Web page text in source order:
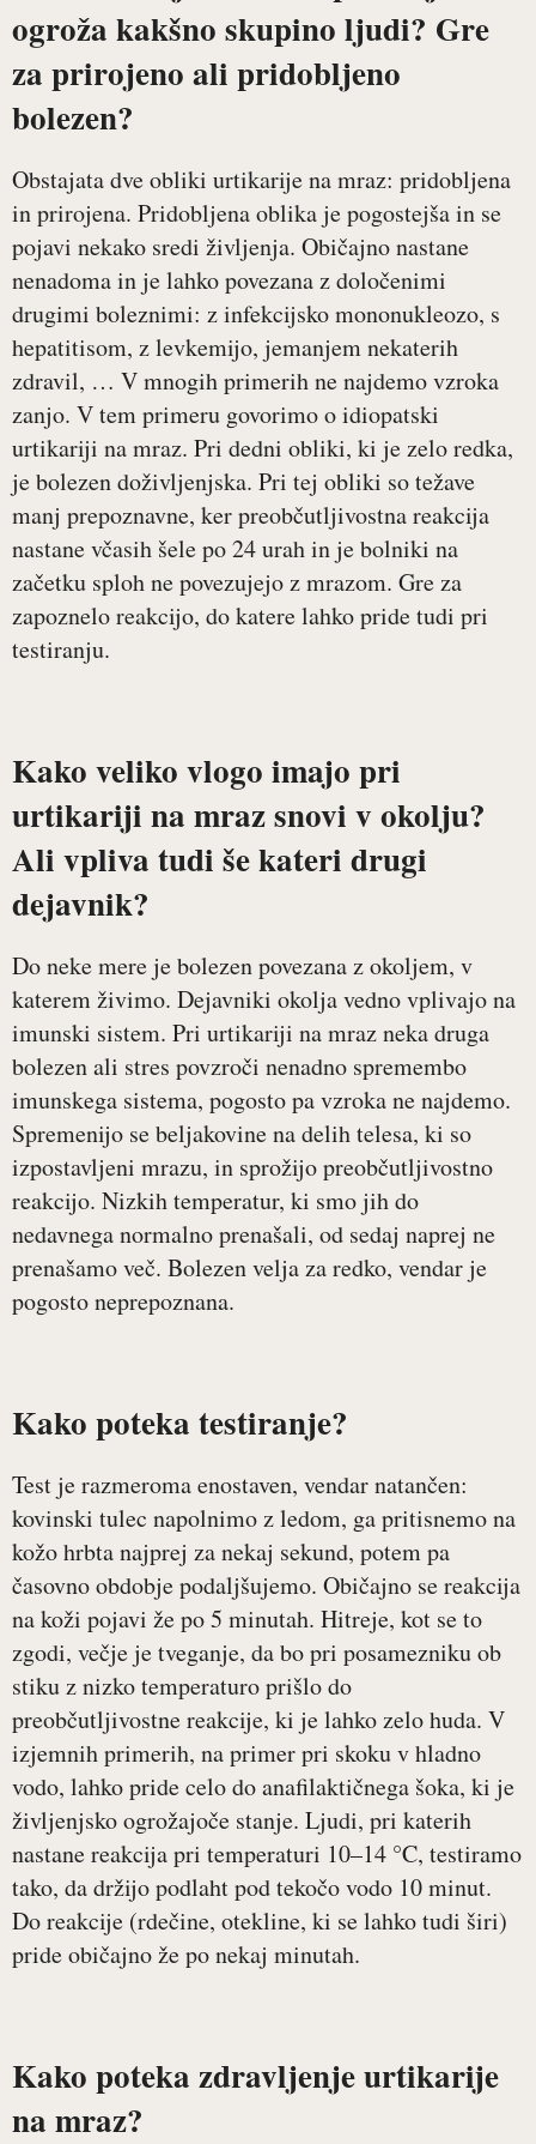
ogroža kakšno skupino ljudi? Gre
za prirojeno ali pridobljeno
bolezen?
Obstajata dve obliki urtikarije na mraz: pridobljena
in prirojena. Pridobljena oblika je pogostejša in se
pojavi nekako sredi življenja. Običajno nastane
nenadoma in je lahko povezana z določenimi
drugimi boleznimi: z infekcijsko mononukleozo, s
hepatitisom, z levkemijo, jemanjem nekaterih
zdravil, … V mnogih primerih ne najdemo vzroka
zanjo. V tem primeru govorimo o idiopatski
urtikariji na mraz. Pri dedni obliki, ki je zelo redka,
je bolezen doživljenjska. Pri tej obliki so težave
manj prepoznavne, ker preobčutljivostna reakcija
nastane včasih šele po 24 urah in je bolniki na
začetku sploh ne povezujejo z mrazom. Gre za
zapoznelo reakcijo, do katere lahko pride tudi pri
testiranju.
Kako veliko vlogo imajo pri
urtikariji na mraz snovi v okolju?
Ali vpliva tudi še kateri drugi
dejavnik?
Do neke mere je bolezen povezana z okoljem, v
katerem živimo. Dejavniki okolja vedno vplivajo na
imunski sistem. Pri urtikariji na mraz neka druga
bolezen ali stres povzroči nenadno spremembo
imunskega sistema, pogosto pa vzroka ne najdemo.
Spremenijo se beljakovine na delih telesa, ki so
izpostavljeni mrazu, in sprožijo preobčutljivostno
reakcijo. Nizkih temperatur, ki smo jih do
nedavnega normalno prenašali, od sedaj naprej ne
prenašamo več. Bolezen velja za redko, vendar je
pogosto neprepoznana.
Kako poteka testiranje?
Test je razmeroma enostaven, vendar natančen:
kovinski tulec napolnimo z ledom, ga pritisnemo na
kožo hrbta najprej za nekaj sekund, potem pa
časovno obdobje podaljšujemo. Običajno se reakcija
na koži pojavi že po 5 minutah. Hitreje, kot se to
zgodi, večje je tveganje, da bo pri posamezniku ob
stiku z nizko temperaturo prišlo do
preobčutljivostne reakcije, ki je lahko zelo huda. V
izjemnih primerih, na primer pri skoku v hladno
vodo, lahko pride celo do anafilaktičnega šoka, ki je
življenjsko ogrožajoče stanje. Ljudi, pri katerih
nastane reakcija pri temperaturi 10–14 °C, testiramo
tako, da držijo podlaht pod tekočo vodo 10 minut.
Do reakcije (rdečine, otekline, ki se lahko tudi širi)
pride običajno že po nekaj minutah.
Kako poteka zdravljenje urtikarije
na mraz?